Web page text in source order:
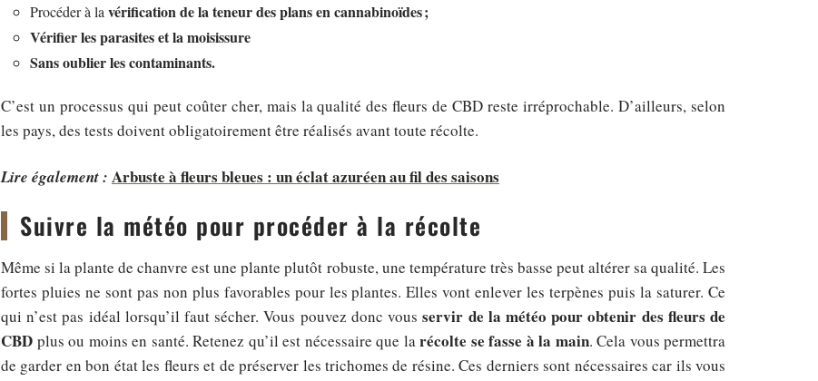
Procéder à la vérification de la teneur des plans en cannabinoïdes ;
Vérifier les parasites et la moisissure
Sans oublier les contaminants.
C’est un processus qui peut coûter cher, mais la qualité des fleurs de CBD reste irréprochable. D’ailleurs, selon
les pays, des tests doivent obligatoirement être réalisés avant toute récolte.
Lire également : Arbuste à fleurs bleues : un éclat azuréen au fil des saisons
Suivre la météo pour procéder à la récolte
Même si la plante de chanvre est une plante plutôt robuste, une température très basse peut altérer sa qualité. Les
fortes pluies ne sont pas non plus favorables pour les plantes. Elles vont enlever les terpènes puis la saturer. Ce
qui n’est pas idéal lorsqu’il faut sécher. Vous pouvez donc vousservir de la météo pour obtenir des fleurs de
CBD plus ou moins en santé. Retenez qu’il est nécessaire que larécolte se fasse à la main. Cela vous permettra
de garder en bon état les fleurs et de préserver les trichomes de résine. Ces derniers sont nécessaires car ils vous